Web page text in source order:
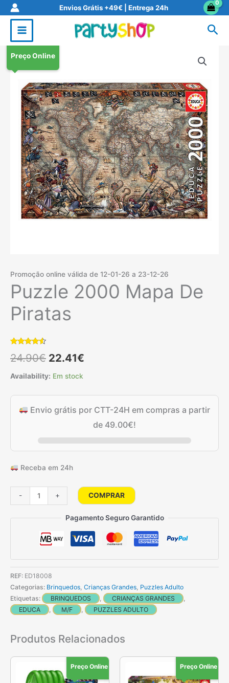
Skip
content
Envios Grátis +49€ | Entrega 24h
Preço Online
Promoção online válida de 12-01-26 a 23-12-26
Puzzle 2000 Mapa De
Piratas
com4.33
classificações
24.90€ O
preço
original
era:
24.90€.
22.41€
atual
é:
22.41€.
Availability: Em stock
Envio grátis por CTT-24H em compras a partir
de 49.00€!
Receba em 24h
-
Quantidade
de
Puzzle
Piratas
+ COMPRAR
Pagamento Seguro Garantido
REF: ED18008
Categorias: Brinquedos Crianças Grandes Puzzles Adulto
Etiquetas:
BRINQUEDOS CRIANÇAS GRANDES
EDUCA
M/F PUZZLES ADULTO
Produtos Relacionados
Preço Online Preço Online